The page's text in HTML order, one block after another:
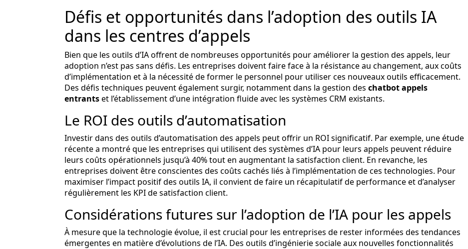
Défis et opportunités dans l’adoption des outils IA
dans les centres d’appels
Bien que les outils d’IA offrent de nombreuses opportunités pour améliorer la gestion des appels, leur
adoption n’est pas sans défis. Les entreprises doivent faire face à la résistance au changement, aux coûts
d’implémentation et à la nécessité de former le personnel pour utiliser ces nouveaux outils efficacement.
Des défis techniques peuvent également surgir, notamment dans la gestion des chatbot appels
entrantset l’établissement d’une intégration fluide avec les systèmes CRM existants.
Le ROI des outils d’automatisation
Investir dans des outils d’automatisation des appels peut offrir un ROI significatif. Par exemple, une étude
récente a montré que les entreprises qui utilisent des systèmes d’IA pour leurs appels peuvent réduire
leurs coûts opérationnels jusqu’à 40% tout en augmentant la satisfaction client. En revanche, les
entreprises doivent être conscientes des coûts cachés liés à l’implémentation de ces technologies. Pour
maximiser l’impact positif des outils IA, il convient de faire un récapitulatif de performance et d’analyser
régulièrement les KPI de satisfaction client.
Considérations futures sur l’adoption de l’IA pour les appels
À mesure que la technologie évolue, il est crucial pour les entreprises de rester informées des tendances
émergentes en matière d’évolutions de l’IA. Des outils d’ingénierie sociale aux nouvelles fonctionnalités